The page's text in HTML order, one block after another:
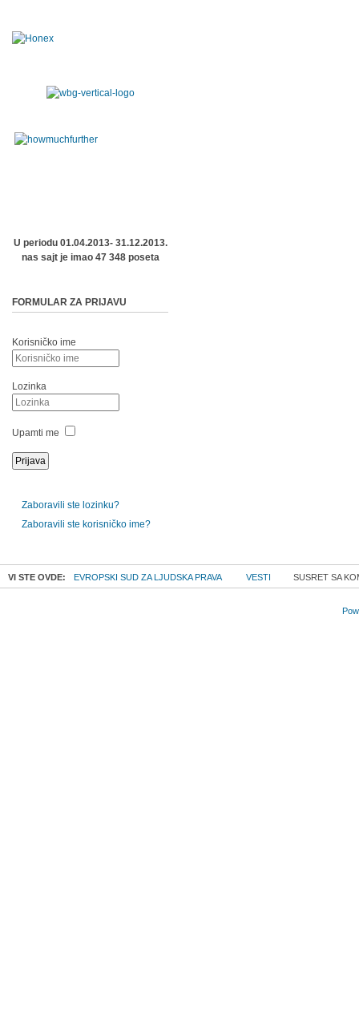
U periodu 01.04.2013- 31.12.2013.
nas sajt je imao 47 348 poseta
FORMULAR ZA PRIJAVU
Korisničko ime
Lozinka
Upamti me
Zaboravili ste lozinku?
Zaboravili ste korisničko ime?
VI STE OVDE: EVROPSKI SUD ZA LJUDSKA PRAVA VESTI SUSRET SA